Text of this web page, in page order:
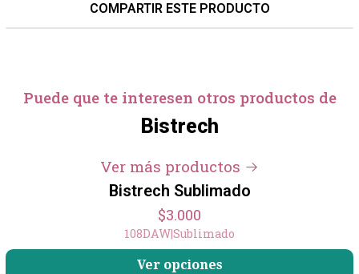
COMPARTIR ESTE PRODUCTO
Puede que te interesen otros productos de
Bistrech
Ver más productos
Bistrech Sublimado
$3.000
108DAW|Sublimado
Ver opciones